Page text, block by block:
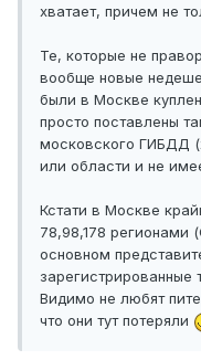
хватает, причем не
Те, которые не
вообще новые
были в Москве
просто поставлены
московского ГИБДД
или области и не
Кстати в Москве
78,98,178 регионами
основном
зарегистрированные
Видимо не любят
что они тут потеряли